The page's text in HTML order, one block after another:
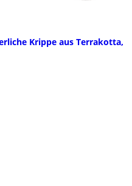
Krippe aus Terrakotta,